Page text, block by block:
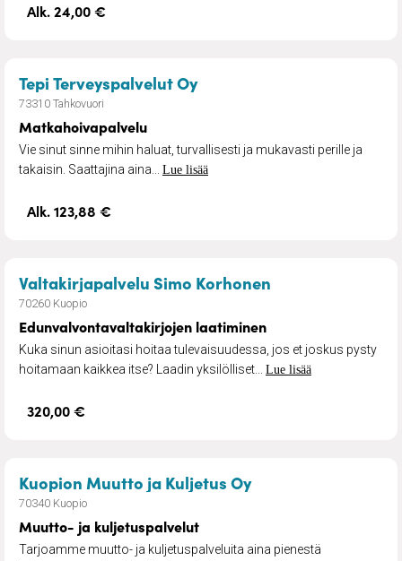
Alk. 24,00 €
Tepi Terveyspalvelut Oy– Matkahoivapalvelu
73310 Tahkovuori
Matkahoivapalvelu
Vie sinut sinne mihin haluat, turvallisesti ja mukavasti perille ja
takaisin. Saattajina aina... Lue lisää
Alk. 123,88 €
Valtakirjapalvelu Simo Korhonen
70260 Kuopio
Edunvalvontavaltakirjojen laatiminen
Kuka sinun asioitasi hoitaa tulevaisuudessa, jos et joskus pysty
hoitamaan kaikkea itse? Laadin yksilölliset... Lue lisää
320,00 €
Kuopion Muutto ja Kuljetus Oy– Muutto- ja
70340 Kuopio
Muutto- ja kuljetuspalvelut
Tarjoamme muutto- ja kuljetuspalveluita aina pienestä